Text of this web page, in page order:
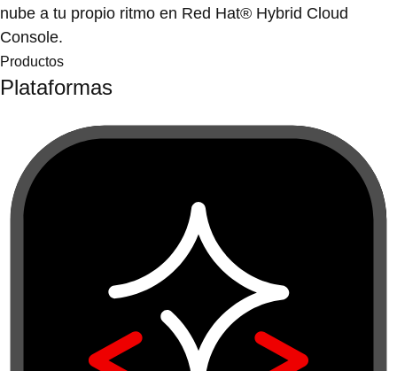
nube a tu propio ritmo en Red Hat® Hybrid Cloud
Console.
Productos
Plataformas